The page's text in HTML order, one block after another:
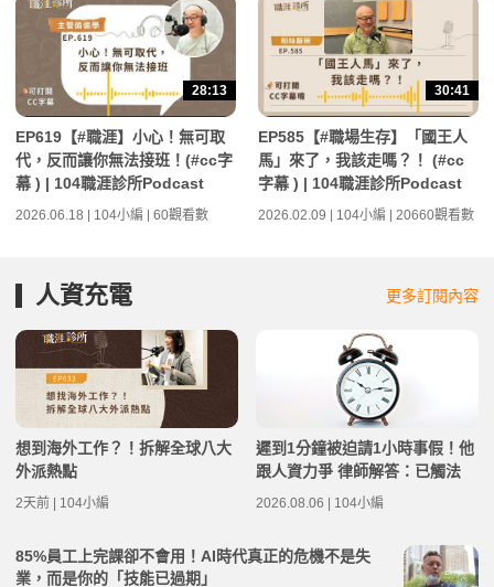
28:13
EP619【#職涯】小心！無可取
代，反而讓你無法接班！(#cc字
幕 ) | 104職涯診所Podcast
2026.06.18 | 104小編 | 60觀看數
30:41
EP585【#職場生存】「國王人
馬」來了，我該走嗎？！ (#cc
字幕 ) | 104職涯診所Podcast
2026.02.09 | 104小編 | 20660觀看數
人資充電 更多訂閱內容
想到海外工作？！拆解全球八大
外派熱點
2天前 | 104小編
遲到1分鐘被迫請1小時事假！他
跟人資力爭 律師解答：已觸法
2026.08.06 | 104小編
85%員工上完課卻不會用！AI時代真正的危機不是失
業，而是你的「技能已過期」